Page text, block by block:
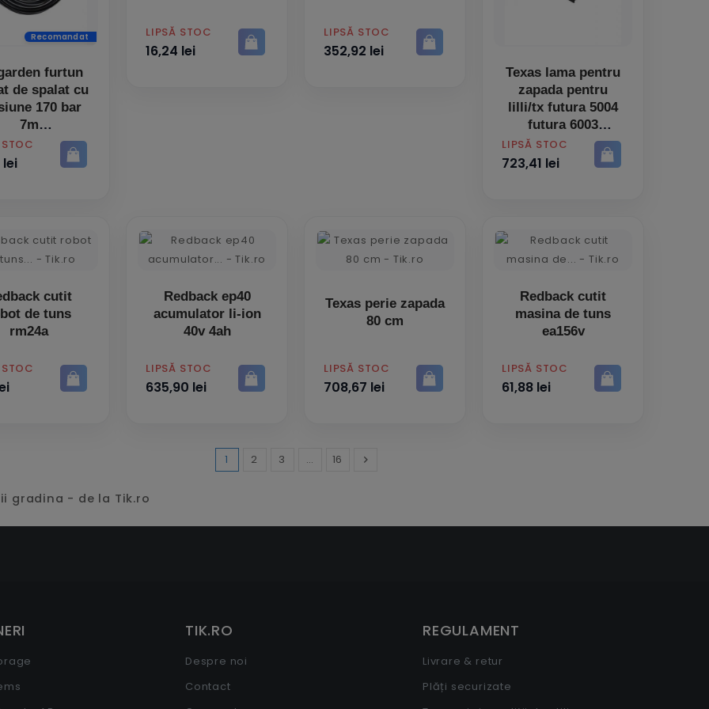
Recomandat
furtun
de spalat cu
170 bar
7m
lei
PRET
LIPSĂ STOC
16,24 lei
PRET
LIPSĂ STOC
352,92 lei
Texas lama pentru
zapada pentru
lilli/tx futura 5004
futura 6003
PRET
LIPSĂ STOC
723,41 lei
cutit
de tuns
rm24a
Redback ep40
acumulator li-ion
40v 4ah
PRET
LIPSĂ STOC
635,90 lei
Texas perie zapada
80 cm
PRET
LIPSĂ STOC
708,67 lei
Redback cutit
masina de tuns
ea156v
PRET
LIPSĂ STOC
61,88 lei
1 2 3 … 16 Inainte

gradina - de la Tik.ro
TIK.RO
Despre noi
Contact
REGULAMENT
Livrare & retur
Plăți securizate